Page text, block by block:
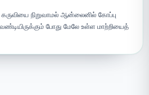
நிறுவாமல் ஆன்லைனில் கோப்பு
போது மேலே உள்ள மாற்றியைத்